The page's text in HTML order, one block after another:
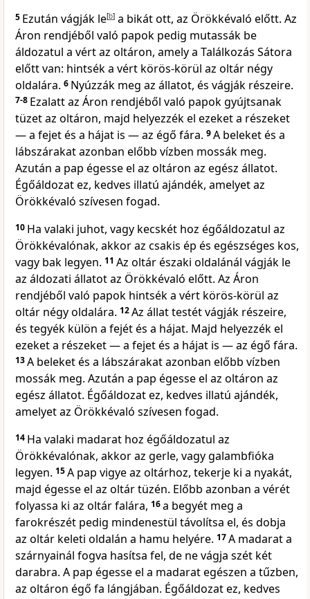
5 Ezután vágják le[b] a bikát ott, az Örökkévaló előtt. Az
Áron rendjéből való papok pedig mutassák be
áldozatul a vért az oltáron, amely a Találkozás Sátora
előtt van: hintsék a vért körös-körül az oltár négy
oldalára. 6 Nyúzzák meg az állatot, és vágják részeire.
7-8 Ezalatt az Áron rendjéből való papok gyújtsanak
tüzet az oltáron, majd helyezzék el ezeket a részeket
— a fejet és a hájat is — az égő fára. 9A beleket és a
lábszárakat azonban előbb vízben mossák meg.
Azután a pap égesse el az oltáron az egész állatot.
Égőáldozat ez, kedves illatú ajándék, amelyet az
Örökkévaló szívesen fogad.
10 Ha valaki juhot, vagy kecskét hoz égőáldozatul az
Örökkévalónak, akkor az csakis ép és egészséges kos,
vagy bak legyen. 11 Az oltár északi oldalánál vágják le
az áldozati állatot az Örökkévaló előtt. Az Áron
rendjéből való papok hintsék a vért körös-körül az
oltár négy oldalára. 12Az állat testét vágják részeire,
és tegyék külön a fejét és a hájat. Majd helyezzék el
ezeket a részeket — a fejet és a hájat is — az égő fára.
13A beleket és a lábszárakat azonban előbb vízben
mossák meg. Azután a pap égesse el az oltáron az
egész állatot. Égőáldozat ez, kedves illatú ajándék,
amelyet az Örökkévaló szívesen fogad.
14 Ha valaki madarat hoz égőáldozatul az
Örökkévalónak, akkor az gerle, vagy galambfióka
legyen. 15A pap vigye az oltárhoz, tekerje ki a nyakát,
majd égesse el az oltár tüzén. Előbb azonban a vérét
folyassa ki az oltár falára, 16a begyét meg a
farokrészét pedig mindenestül távolítsa el, és dobja
az oltár keleti oldalán a hamu helyére. 17A madarat a
szárnyainál fogva hasítsa fel, de ne vágja szét két
darabra. A pap égesse el a madarat egészen a tűzben,
az oltáron égő fa lángjában. Égőáldozat ez, kedves